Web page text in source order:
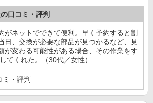
口コミ・評判
がネットでできて便利。早く予約すると割
日、交換が必要な部品が見つかるなど、見
が変わる可能性がある場合、その作業をす
てくれた。（30代／女性）
ミ・評判